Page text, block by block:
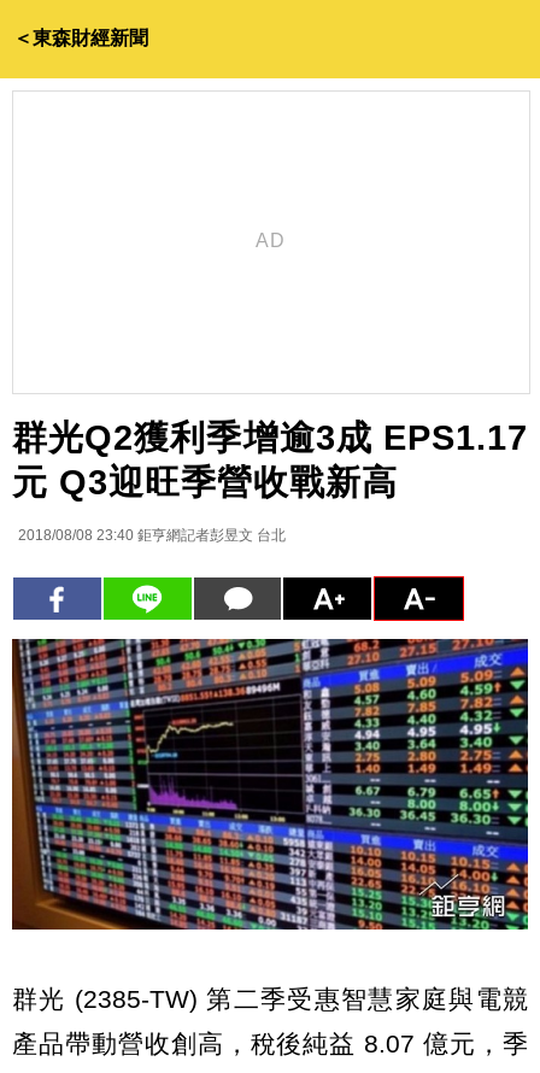
＜東森財經新聞
群光Q2獲利季增逾3成 EPS1.17
元 Q3迎旺季營收戰新高
2018/08/08 23:40 鉅亨網記者彭昱文 台北
群光 (2385-TW) 第二季受惠智慧家庭與電競
產品帶動營收創高，稅後純益 8.07 億元，季